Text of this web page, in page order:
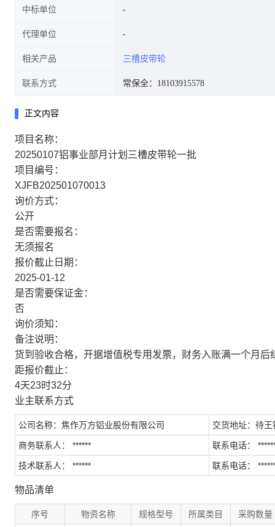
中标单位
代理单位
相关产品 三槽皮带轮
联系方式 常保全：18103915578
正文内容
项目名称：
20250107铝事业部月计划三槽皮带轮一批
项目编号：
XJFB202501070013
询价方式：
公开
是否需要报名：
无须报名
报价截止日期：
2025-01-12
是否需要保证金：
否
询价须知：
备注说明：
货到验收合格，开据增值税专用发票，财务入账满一个月后
距报价截止：
4天23时32分
业主联系方式
公司名称：焦作万方铝业股份有限公司 交货地址：待
商务联系人： ****** 联系电话：
技术联系人： ****** 联系电话：
物品清单
序号 物资名称 规格型号 所属类目 采购数量